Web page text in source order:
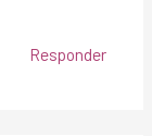
Responder